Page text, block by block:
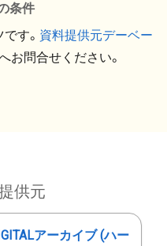
条件
す。 資料提供元デーベー
お問合せください。
供元
アーカイブ (ハー